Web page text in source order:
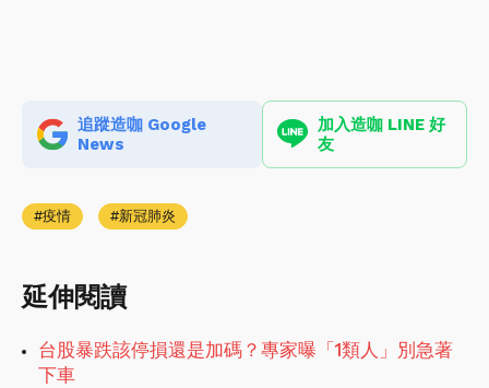
追蹤造咖 Google
News
加入造咖 LINE 好
友
疫情 新冠肺炎
延伸閱讀
台股暴跌該停損還是加碼？專家曝「1類人」別急著
下車